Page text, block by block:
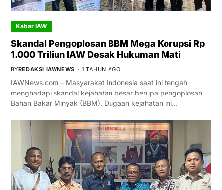
Kabar IAW
Skandal Pengoplosan BBM Mega Korupsi Rp
1.000 Triliun IAW Desak Hukuman Mati
BYREDAKSI IAWNEWS 1 TAHUN AGO
IAWNews.com – Masyarakat Indonesia saat ini tengah
menghadapi skandal kejahatan besar berupa pengoplosan
Bahan Bakar Minyak (BBM). Dugaan kejahatan ini…